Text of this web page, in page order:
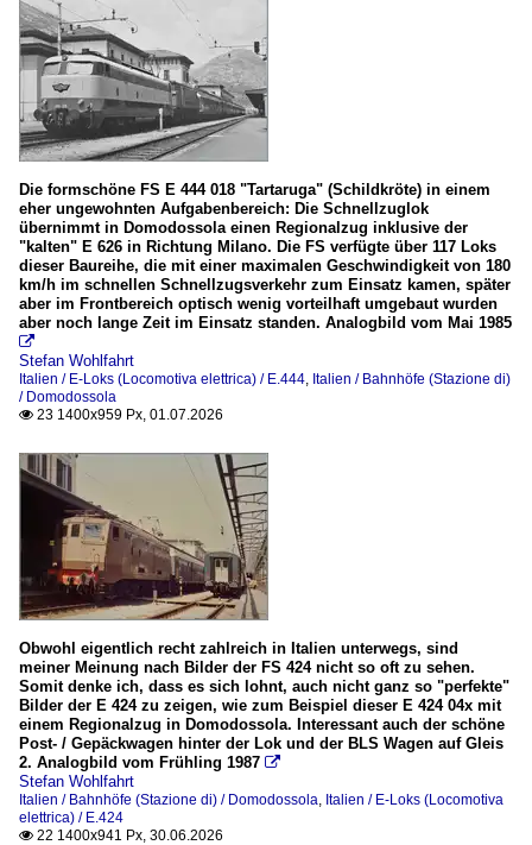
BLS Bern-Lötschberg-Simplon-Bahn
Güterverkehr
Personenverkehr
E-Loks (Normalspur)
Ae 6/8 (BLS)
Ce 6/8 II - Krokodil (teilweise Be 6/8 II)
Re 4/4 II (Re 420)
Re 460
Re 486 (TRAXX F140 MS der BLS)
Re 6/6 (Re 620)
Centovalli-Bahn (SSiF und FART)
Triebzüge (Normalspur)
ETR 610 (RABe 503)
RABe 525 / RABe 527 (NINA)
RABe 535 (Lötschberger)
RBDe 560 NPZ Domino (ex NPZ, ex RBDe 4/4)
Triebzüge (Schmalspur)
ABe 4/8 - FART (ex ABe 4/6)
Die formschöne FS E 444 018 "Tartaruga" (Schildkröte) in einem
eher ungewohnten Aufgabenbereich: Die Schnellzuglok
übernimmt in Domodossola einen Regionalzug inklusive der
"kalten" E 626 in Richtung Milano. Die FS verfügte über 117 Loks
dieser Baureihe, die mit einer maximalen Geschwindigkeit von 180
km/h im schnellen Schnellzugsverkehr zum Einsatz kamen, später
aber im Frontbereich optisch wenig vorteilhaft umgebaut wurden
aber noch lange Zeit im Einsatz standen. Analogbild vom Mai 1985

Stefan Wohlfahrt
Italien / E-Loks (Locomotiva elettrica) / E.444 Italien / Bahnhöfe (Stazione di)
/ Domodossola
 23 1400x959 Px, 01.07.2026
Obwohl eigentlich recht zahlreich in Italien unterwegs, sind
meiner Meinung nach Bilder der FS 424 nicht so oft zu sehen.
Somit denke ich, dass es sich lohnt, auch nicht ganz so "perfekte"
Bilder der E 424 zu zeigen, wie zum Beispiel dieser E 424 04x mit
einem Regionalzug in Domodossola. Interessant auch der schöne
Post- / Gepäckwagen hinter der Lok und der BLS Wagen auf Gleis
2. Analogbild vom Frühling 1987 
Stefan Wohlfahrt
Italien / Bahnhöfe (Stazione di) / Domodossola Italien / E-Loks (Locomotiva
elettrica) / E.424
 22 1400x941 Px, 30.06.2026